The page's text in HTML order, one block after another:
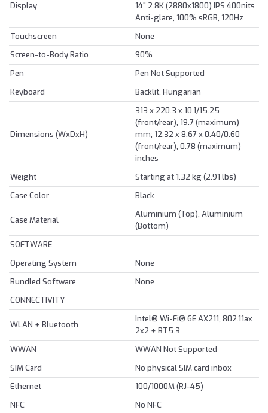
Display
14" 2.8K (2880x1800) IPS 400nits
Anti-glare, 100% sRGB, 120Hz
Touchscreen
None
Screen-to-Body Ratio
90%
Pen
Pen Not Supported
Keyboard
Backlit, Hungarian
Dimensions (WxDxH)
313 x 220.3 x 10.1/15.25
(front/rear), 19.7 (maximum)
mm; 12.32 x 8.67 x 0.40/0.60
(front/rear), 0.78 (maximum)
inches
Weight
Starting at 1.32 kg (2.91 lbs)
Case Color
Black
Case Material
Aluminium (Top), Aluminium
(Bottom)
SOFTWARE
Operating System
None
Bundled Software
None
CONNECTIVITY
WLAN + Bluetooth
Intel® Wi-Fi® 6E AX211, 802.11ax
2x2 + BT5.3
WWAN
WWAN Not Supported
SIM Card
No physical SIM card inbox
Ethernet
100/1000M (RJ-45)
NFC
No NFC